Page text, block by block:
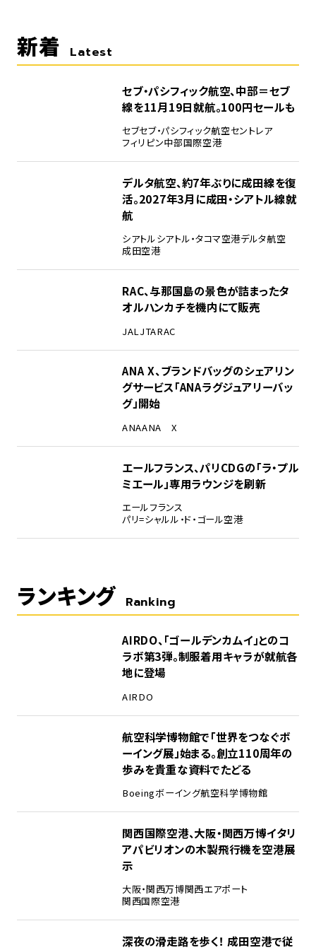
新着 Latest
セブ・パシフィック航空、中部＝セブ
線を11月19日就航。100円セールも
セブセブ・パシフィック航空セントレア
フィリピン中部国際空港
デルタ航空、約7年ぶりに成田線を復
活。2027年3月に成田・シアトル線就
航
シアトルシアトル・タコマ空港デルタ航空
成田空港
RAC、与那国島の景色が詰まったタ
オルハンカチを機内にて販売
JAL JTARAC
ANA X、ブランドバッグのシェアリン
グサービス「ANAラグジュアリーバッ
グ」開始
ANAANA X
エールフランス、パリCDGの「ラ・プル
ミエール」専用ラウンジを刷新
エールフランス
パリ=シャルル・ド・ゴール空港
ランキング Ranking
AIRDO、「ゴールデンカムイ」とのコ
ラボ第3弾。制服着用キャラが就航各
地に登場
AIRDO
航空科学博物館で「世界をつなぐボ
ーイング展」始まる。創立110周年の
歩みを貴重な資料でたどる
Boeingボーイング航空科学博物館
関西国際空港、大阪・関西万博イタリ
アパビリオンの木製飛行機を空港展
示
大阪・関西万博関西エアポート
関西国際空港
深夜の滑走路を歩く！ 成田空港で従